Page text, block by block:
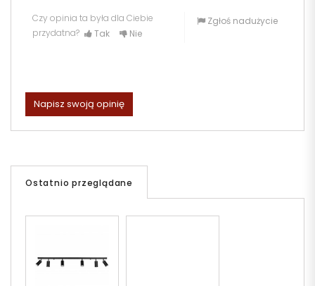
Czy opinia ta była dla Ciebie
przydatna?
Tak Nie
Zgłoś nadużycie
Napisz swoją opinię
Ostatnio przeglądane